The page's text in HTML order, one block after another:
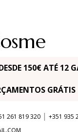
DESDE 150€ ATÉ
261 819 320 | +351 935